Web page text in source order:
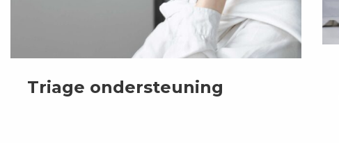
Triage ondersteuning